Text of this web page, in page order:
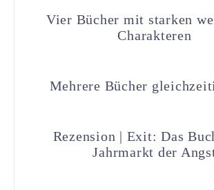
Vier Bücher mit starken
Charakteren
Mehrere Bücher
Rezension | Exit: Das
Jahrmarkt der